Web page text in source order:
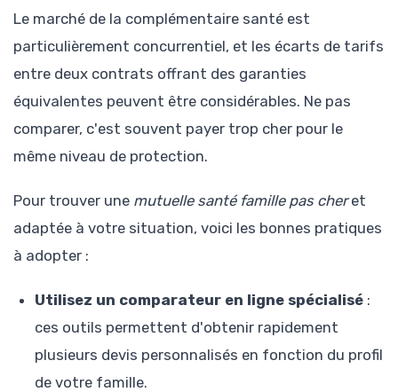
Le marché de la complémentaire santé est
particulièrement concurrentiel, et les écarts de tarifs
entre deux contrats offrant des garanties
équivalentes peuvent être considérables. Ne pas
comparer, c'est souvent payer trop cher pour le
même niveau de protection.
Pour trouver une mutuelle santé famille pas cheret
adaptée à votre situation, voici les bonnes pratiques
à adopter :
Utilisez un comparateur en ligne spécialisé :
ces outils permettent d'obtenir rapidement
plusieurs devis personnalisés en fonction du profil
de votre famille.